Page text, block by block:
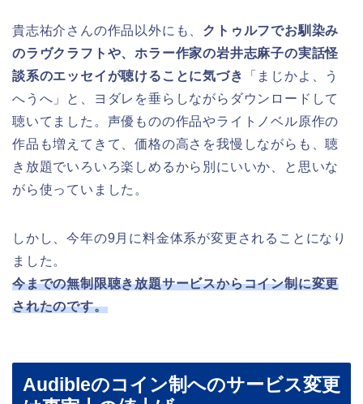
貴志祐介さんの作品以外にも、 クトゥルフでお馴染み
のラヴクラフトや、ホラー作家の岩井志麻子の実話怪
談系のエッセイが聴けることに気づき
「まじかよ、う
へうへ」と、ヨダレを垂らしながらダウンロードして
聴いてました。声優ものの作品やライトノベル原作の
作品も増えてきて、価格の高さを我慢しながらも、聴
き放題でいろいろ楽しめるから別にいいか、と思いな
がら使っていました。
しかし、今年の9月に料金体系が変更されることになり
ました。
今までの無制限聴き放題サービスからコイン制に変更
されたのです。
Audibleのコイン制へのサービス変更